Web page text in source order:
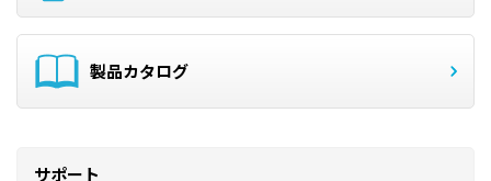
製品カタログ
サポート